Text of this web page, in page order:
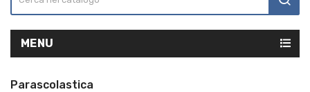
MENU
Parascolastica